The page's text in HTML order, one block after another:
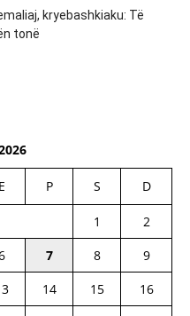
kryebashkiaku: Të
tonë
E P S D
1
2
7 8
9
14 15
16